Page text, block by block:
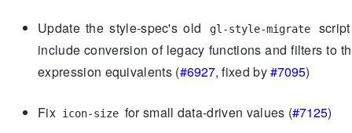
Update the style-spec's old gl-style-migrate
include conversion of legacy functions and filters to
expression equivalents (#6927, fixed by#7095)
Fix icon-size for small data-driven values (#7125)